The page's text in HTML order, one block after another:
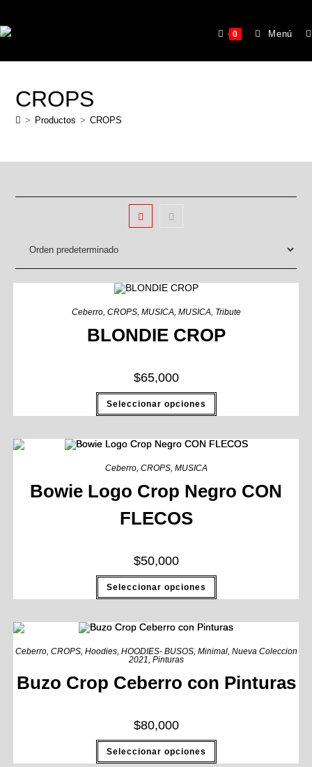
0 Menú
CROPS
> Productos > CROPS
Ceberro, CROPS, MUSICA, MUSICA, Tribute
BLONDIE CROP
$65,000
Seleccionar opciones
Ceberro, CROPS, MUSICA
Bowie Logo Crop Negro CON
FLECOS
$50,000
Seleccionar opciones
Ceberro, CROPS, Hoodies, HOODIES- BUSOS, Minimal, Nueva Coleccion
2021, Pinturas
Buzo Crop Ceberro con Pinturas
$80,000
Seleccionar opciones